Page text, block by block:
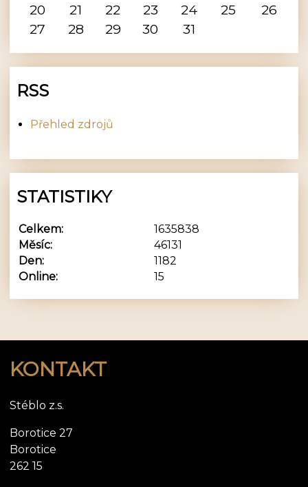
20
21 22 23 24 25
26
27
28 29 30 31
RSS
Přehled zdrojů
STATISTIKY
Online: 15
Celkem:
1635838
Měsíc:
46131
Den:
1182
KONTAKT
Stéblo z.s.
Borotice 27
Borotice
262 15